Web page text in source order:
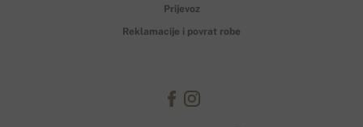
Prijevoz
Reklamacije i povrat robe